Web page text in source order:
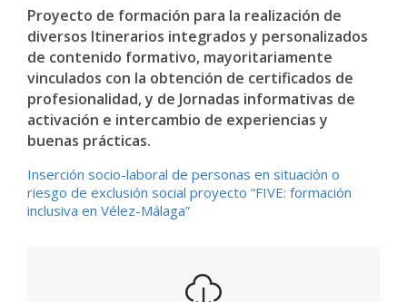
Proyecto de formación para la realización de
diversos Itinerarios integrados y personalizados
de contenido formativo, mayoritariamente
vinculados con la obtención de certificados de
profesionalidad, y de Jornadas informativas de
activación e intercambio de experiencias y
buenas prácticas.
Inserción socio-laboral de personas en situación o
riesgo de exclusión social proyecto “FIVE: formación
inclusiva en Vélez-Málaga”